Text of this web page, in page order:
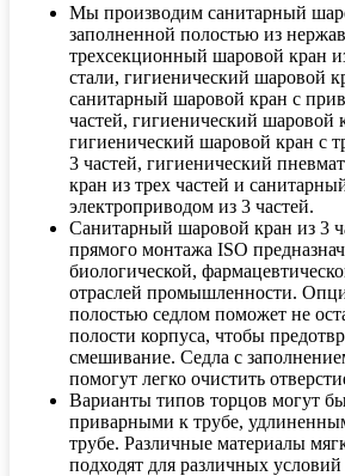
Мы производим санитарный
заполненной полостью из
трехсекционный шаровой кран
стали, гигиенический шаровой
санитарный шаровой кран с
частей, гигиенический шаровой
гигиенический шаровой кран с
3 частей, гигиенический
кран из трех частей и
электроприводом из 3 частей.
Санитарный шаровой кран из 3
прямого монтажа ISO
биологической,
отраслей промышленности.
полостью седлом поможет не
полости корпуса, чтобы
смешивание. Седла с
помогут легко очистить
Варианты типов торцов могут
приварными к трубе,
трубе. Различные материалы
подходят для различных